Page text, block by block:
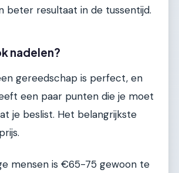
beter resultaat in de tussentijd.
nadelen?
gereedschap is perfect, en
een paar punten die je moet
je beslist. Het belangrijkste
mensen is €65-75 gewoon te